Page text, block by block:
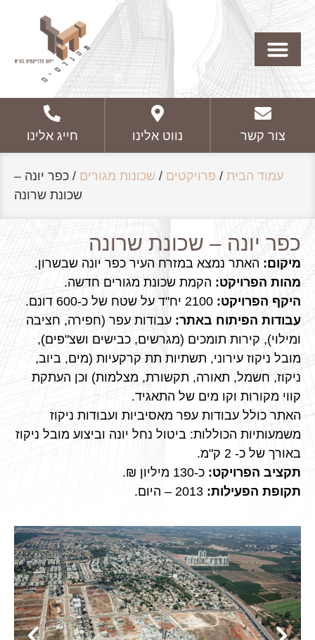
צור קשר נווט אלינו חייג אלינו
עמוד הבית / פרויקטים / שכונות מגורים / כפר יונה –
שכונת שרונה
כפר יונה – שכונת שרונה
מיקום: האתר נמצא במזרח העיר כפר יונה שבשרון.
מהות הפרויקט: הקמת שכונת מגורים חדשה.
היקף הפרויקט:
עבודות הפיתוח באתר: עבודות עפר (חפירה, חציבה
ומילוי), קירות תומכים (מגרשים, כבישים ושצ"פים),
מובל ניקוז עירוני, תשתיות תת קרקעיות (מים, ביוב,
ניקוז, חשמל, תאורה, תקשורת, מצלמות) וכן העתקת
קווי מקורות וקו מים של התאגיד.
האתר כולל עבודות עפר מאסיביות ועבודות ניקוז
משמעותיות הכוללות: ביטול נחל יונה וביצוע מובל ניקוז
באורך של כ- 2 ק"מ.
תקציב הפרויקט: כ-130 מיליון ₪.
תקופת הפעילות: